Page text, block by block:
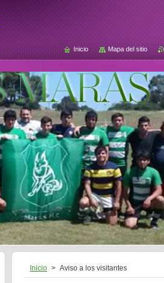
Inicio > Aviso a los visitantes
Inicio Mapa del sitio